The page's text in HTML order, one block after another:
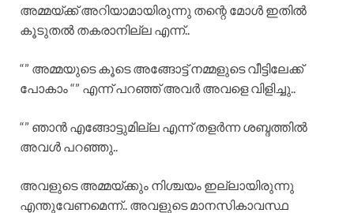
അമ്മയ്ക്ക് അറിയാമായിരുന്നു തന്റെ മോൾ ഇതിൽ
കൂടുതൽ തകരാനില്ല എന്ന്..
“” അമ്മയുടെ കൂടെ അങ്ങോട്ട് നമ്മളുടെ വീട്ടിലേക്ക്
പോകാം “” എന്ന് പറഞ്ഞ് അവർ അവളെ വിളിച്ചു..
“” ഞാൻ എങ്ങോട്ടുമില്ല എന്ന് തളർന്ന ശബ്ദത്തിൽ
അവൾ പറഞ്ഞു..
അവളുടെ അമ്മയ്ക്കും നിശ്ചയം ഇല്ലായിരുന്നു
എന്തുവേണമെന്ന്.. അവളുടെ മാനസികാവസ്ഥ